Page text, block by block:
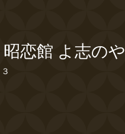
恋館 よ志のや